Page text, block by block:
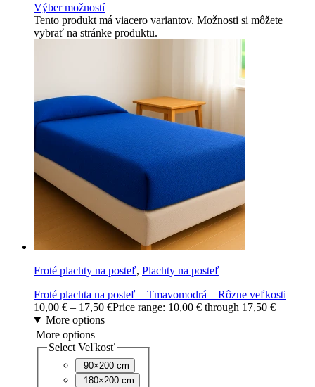
Výber možností
Tento produkt má viacero variantov. Možnosti si môžete
vybrať na stránke produktu.
Froté plachty na posteľ, Plachty na posteľ
Froté plachta na posteľ – Tmavomodrá – Rôzne veľkosti
10,00 € – 17,50 €Price range: 10,00 € through 17,50 €
More options
More options
Select Veľkosť
90×200 cm
180×200 cm